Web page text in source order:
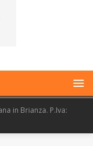
in Brianza. P.Iva: